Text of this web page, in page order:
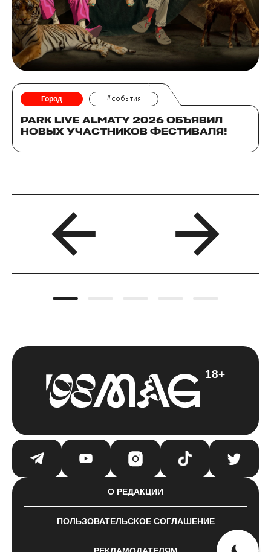
Город #события
PARK LIVE ALMATY 2026 ОБЪЯВИЛ
НОВЫХ УЧАСТНИКОВ ФЕСТИВАЛЯ!
18+
О РЕДАКЦИИ
ПОЛЬЗОВАТЕЛЬСКОЕ СОГЛАШЕНИЕ